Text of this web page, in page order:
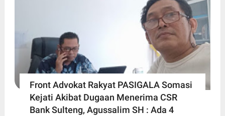
Front Advokat Rakyat PASIGALA Somasi
Kejati Akibat Dugaan Menerima CSR
Bank Sulteng, Agussalim SH : Ada 4